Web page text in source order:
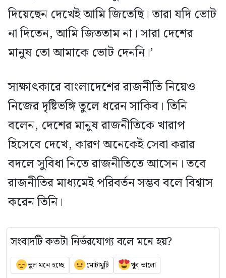
দিয়েছেন দেখেই আমি জিতেছি। তারা যদি ভোট
না দিতেন, আমি জিততাম না। সারা দেশের
মানুষ তো আমাকে ভোট দেননি।’
সাক্ষাৎকারে বাংলাদেশের রাজনীতি নিয়েও
নিজের দৃষ্টিভঙ্গি তুলে ধরেন সাকিব। তিনি
বলেন, দেশের মানুষ রাজনীতিকে খারাপ
হিসেবে দেখে, কারণ অনেকেই সেবা করার
বদলে সুবিধা নিতে রাজনীতিতে আসেন। তবে
রাজনীতির মাধ্যমেই পরিবর্তন সম্ভব বলে বিশ্বাস
করেন তিনি।
সংবাদটি কতটা নির্ভরযোগ্য বলে মনে হয়?
ভুল মনে হচ্ছে মোটামুটি খুব ভালো